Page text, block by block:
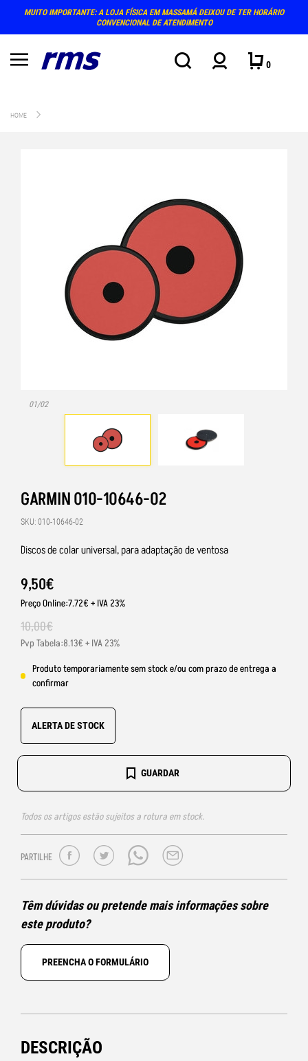
MUITO IMPORTANTE: A LOJA FÍSICA EM MASSAMÁ DEIXOU DE TER HORÁRIO
CONVENCIONAL DE ATENDIMENTO
0
HOME
01/02
GARMIN 010-10646-02
SKU: 010-10646-02
Discos de colar universal, para adaptação de ventosa
9,50€
Preço Online:7.72€ + IVA 23%
10,00€
Pvp Tabela:8.13€ + IVA 23%
Produto temporariamente sem stock e/ou com prazo de entrega a
confirmar
ALERTA DE STOCK
GUARDAR
Todos os artigos estão sujeitos a rotura em stock.
PARTILHE
Têm dúvidas ou pretende mais informações sobre
este produto?
PREENCHA O FORMULÁRIO
DESCRIÇÃO